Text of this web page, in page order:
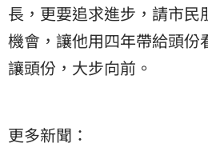
長，更要追求進步，請市民
機會，讓他用四年帶給頭份
讓頭份，大步向前。
更多新聞：